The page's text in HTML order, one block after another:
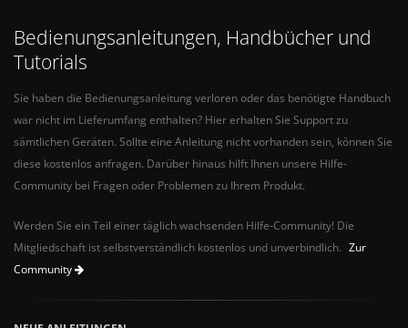
Bedienungsanleitungen, Handbücher und
Tutorials
Sie haben die Bedienungsanleitung verloren oder das benötigte Handbuch
war nicht im Lieferumfang enthalten? Hier erhalten Sie Support zu
sämtlichen Geräten. Sollte eine Anleitung nicht vorhanden sein, können Sie
diese kostenlos anfragen. Darüber hinaus hilft Ihnen unsere Hilfe-
Community bei Fragen oder Problemen zu Ihrem Produkt.
Werden Sie ein Teil einer täglich wachsenden Hilfe-Community! Die
Mitgliedschaft ist selbstverständlich kostenlos und unverbindlich. Zur
Community